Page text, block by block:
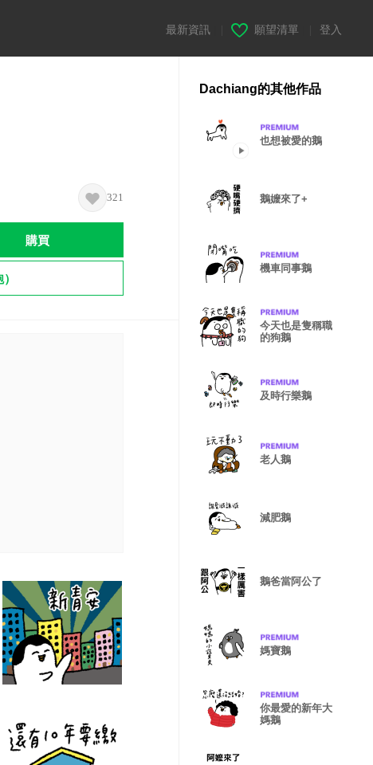
最新資訊 願望清單 登入
321
購買
Dachiang的其他作品
也想被愛的鵝
鵝嬤來了+
機車同事鵝
今天也是隻稱職
的狗鵝
及時行樂鵝
老人鵝
減肥鵝
鵝爸當阿公了
媽寶鵝
你最愛的新年大
媽鵝